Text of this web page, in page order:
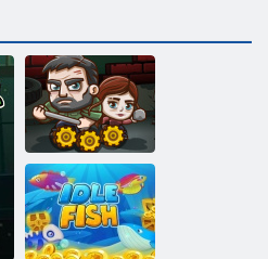
Viimane
ellujäänud